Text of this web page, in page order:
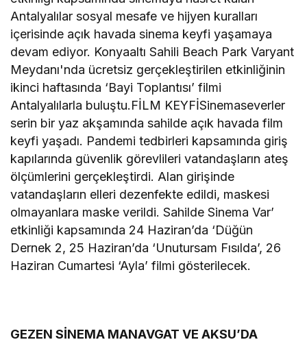
Antalyalılar sosyal mesafe ve hijyen kuralları
içerisinde açık havada sinema keyfi yaşamaya
devam ediyor. Konyaaltı Sahili Beach Park Varyant
Meydanı'nda ücretsiz gerçekleştirilen etkinliğinin
ikinci haftasında ‘Bayi Toplantısı’ filmi
Antalyalılarla buluştu.FİLM KEYFİSinemaseverler
serin bir yaz akşamında sahilde açık havada film
keyfi yaşadı. Pandemi tedbirleri kapsamında giriş
kapılarında güvenlik görevlileri vatandaşların ateş
ölçümlerini gerçekleştirdi. Alan girişinde
vatandaşların elleri dezenfekte edildi, maskesi
olmayanlara maske verildi. Sahilde Sinema Var’
etkinliği kapsamında 24 Haziran’da ‘Düğün
Dernek 2, 25 Haziran’da ‘Unutursam Fısılda’, 26
Haziran Cumartesi ‘Ayla’ filmi gösterilecek.
GEZEN SİNEMA MANAVGAT VE AKSU’DA